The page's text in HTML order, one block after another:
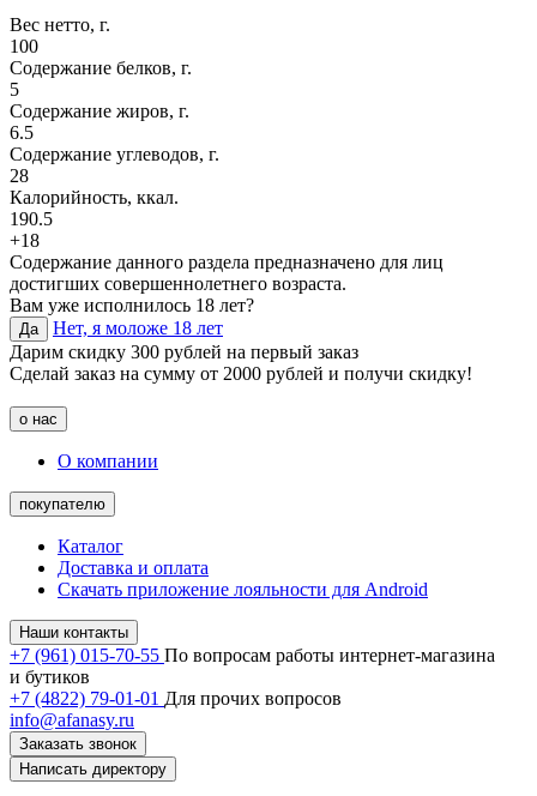
Вес нетто, г.
100
Содержание белков, г.
5
Содержание жиров, г.
6.5
Содержание углеводов, г.
28
Калорийность, ккал.
190.5
+18
Содержание данного раздела предназначено для лиц
достигших совершеннолетнего возраста.
Вам уже исполнилось 18 лет?
Да
Нет, я моложе 18 лет
Дарим скидку 300 рублей на первый заказ
Сделай заказ на сумму от 2000 рублей и получи скидку!
о нас
О компании
покупателю
Каталог
Доставка и оплата
Скачать приложение лояльности для Android
Наши контакты
+7 (961) 015-70-55 По вопросам работы интернет-магазина
и бутиков
+7 (4822) 79-01-01 Для прочих вопросов
info@afanasy.ru
Заказать звонок
Написать директору